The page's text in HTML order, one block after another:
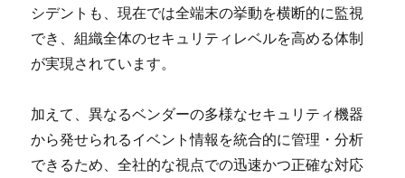
シデントも、現在では全端末の挙動を横断的に監視
でき、組織全体のセキュリティレベルを高める体制
が実現されています。
加えて、異なるベンダーの多様なセキュリティ機器
から発せられるイベント情報を統合的に管理・分析
できるため、全社的な視点での迅速かつ正確な対応